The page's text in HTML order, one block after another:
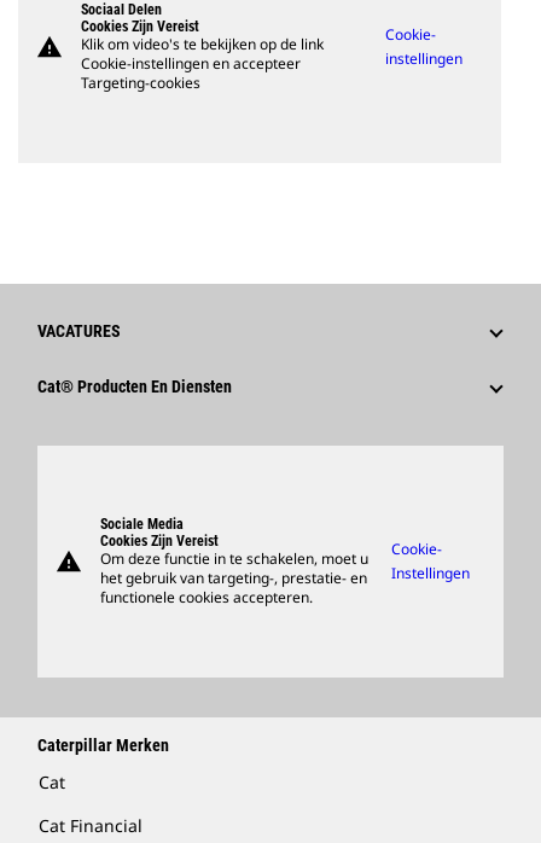
warning
Sociaal Delen
Cookies Zijn Vereist
Klik om video's te bekijken op de link
Cookie-instellingen en accepteer
Targeting-cookies
Cookie-
instellingen
VACATURES
Waarom Caterpillar?
Cat® Producten En Diensten
Ondersteuning
Merchandise Kopen
Dealer Zoeken
warning
Sociale Media
Cookies Zijn Vereist
Om deze functie in te schakelen, moet u
het gebruik van targeting-, prestatie- en
functionele cookies accepteren.
Cookie-
Instellingen
Caterpillar Merken
Cat
Cat Financial